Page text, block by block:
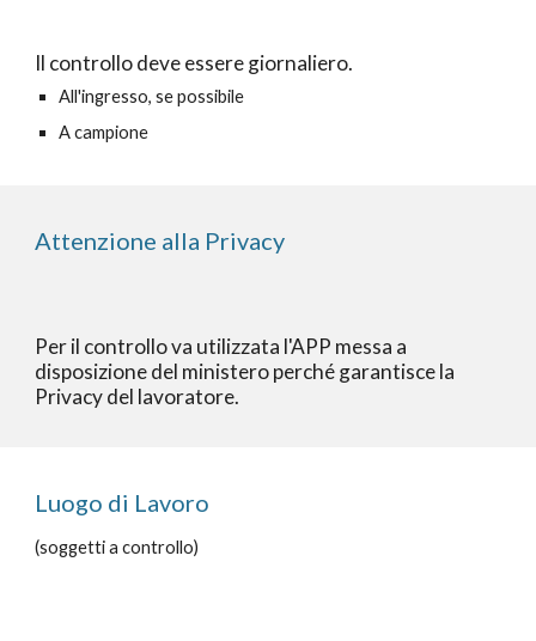
Il controllo deve essere giornaliero.
All'ingresso, se possibile
A campione
Attenzione alla Privacy
Per il controllo va utilizzata l'APP messa a
disposizione del ministero perché garantisce la
Privacy del lavoratore.
Luogo di Lavoro
(soggetti a controllo)